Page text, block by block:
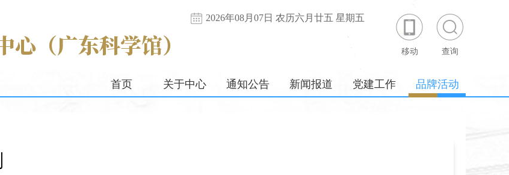
2026年08月07日 农历六月廿五 星期五
移动 查询
首页 关于中心 通知公告 新闻报道 党建工作 品牌活动